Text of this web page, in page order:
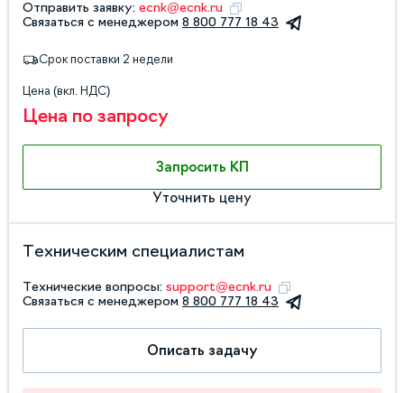
Отправить заявку: ecnk@ecnk.ru
Связаться с менеджером 8 800 777 18 43
Срок поставки 2 недели
Цена (вкл. НДС)
Цена по запросу
Запросить КП
Уточнить цену
Техническим специалистам
Технические вопросы: support@ecnk.ru
Связаться с менеджером 8 800 777 18 43
Описать задачу